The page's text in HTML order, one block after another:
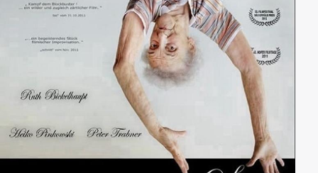
nur noch seinen türkischen Vater Mustafa finden. Der
ist aus dem Leben seiner Mutter Ingrid verschwunden,
als Jim noch ein Baby war. "Plötzlich Türke" beruht auf
den wahren Erlebnissen von Cem Fertig, der von den
deutschen Behörden zum Türken erklärt wurde und
jahrelang darum kämpfte, seine deutsche
Staatsbürgerschaft zurückzubekommen.